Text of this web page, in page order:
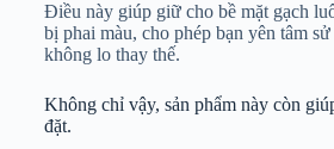
Điều này giúp giữ cho bề mặt gạch
bị phai màu, cho phép bạn yên tâm
không lo thay thế.
Không chỉ vậy, sản phẩm này còn
đặt.